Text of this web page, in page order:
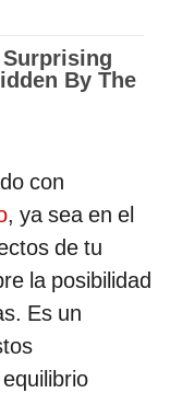
con
, ya sea en el
de tu
la posibilidad
Es un